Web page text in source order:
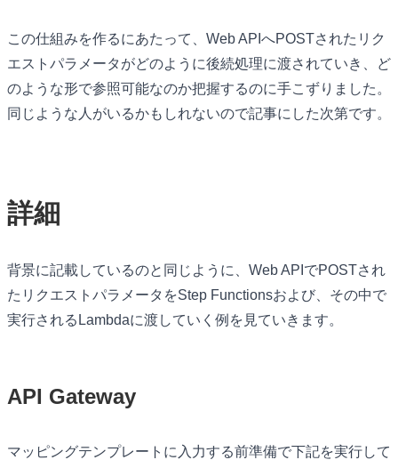
この仕組みを作るにあたって、Web APIへPOSTされたリク
エストパラメータがどのように後続処理に渡されていき、ど
のような形で参照可能なのか把握するのに手こずりました。
同じような人がいるかもしれないので記事にした次第です。
詳細
背景に記載しているのと同じように、Web APIでPOSTされ
たリクエストパラメータをStep Functionsおよび、その中で
実行されるLambdaに渡していく例を見ていきます。
API Gateway
マッピングテンプレートに入力する前準備で下記を実行して